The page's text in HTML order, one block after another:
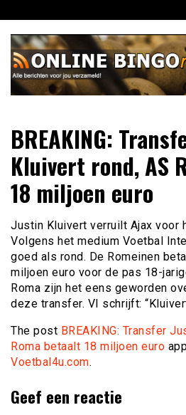
naar
inhoud
Online Bingo RSS
verzameld
BREAKING:
Kluivert rond, AS
18 miljoen euro
Justin Kluivert verruilt Ajax voor
Volgens het medium Voetbal
goed als rond. De Romeinen
miljoen euro voor de pas 18-
Roma zijn het eens geworden
deze transfer. VI schrijft:
The post BREAKING: Transfer
Roma betaalt 18 miljoen euro
Voetbal4u.com.
Geef een reactie